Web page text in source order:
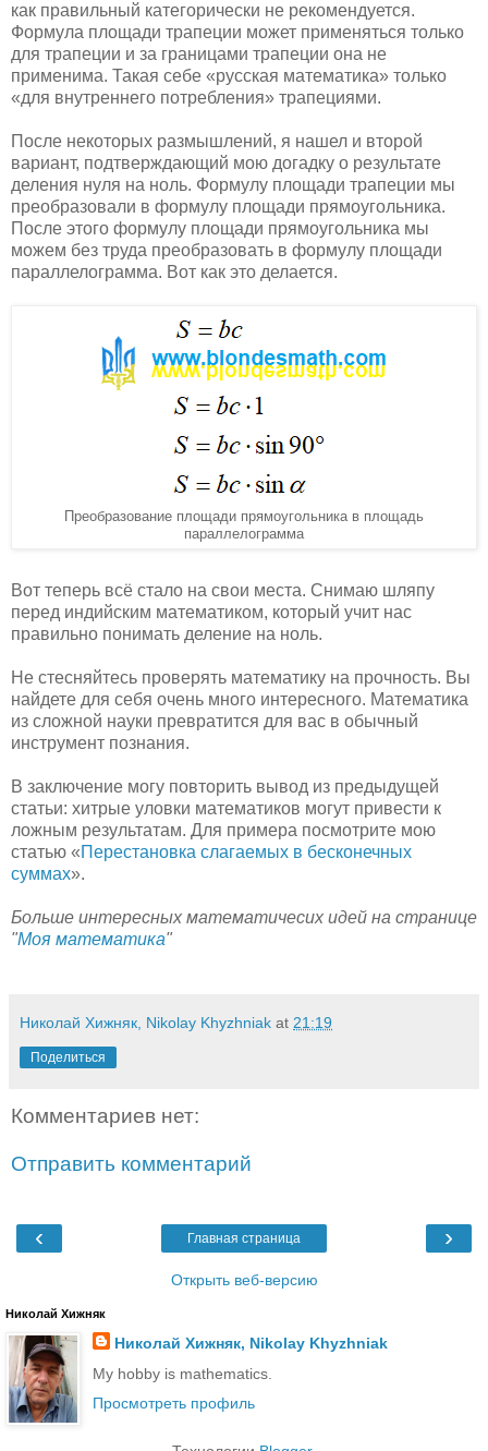
как правильный категорически не рекомендуется.
Формула площади трапеции может применяться только
для трапеции и за границами трапеции она не
применима. Такая себе «русская математика» только
«для внутреннего потребления» трапециями.
После некоторых размышлений, я нашел и второй
вариант, подтверждающий мою догадку о результате
деления нуля на ноль. Формулу площади трапеции мы
преобразовали в формулу площади прямоугольника.
После этого формулу площади прямоугольника мы
можем без труда преобразовать в формулу площади
параллелограмма. Вот как это делается.
Преобразование площади прямоугольника в площадь
параллелограмма
Вот теперь всё стало на свои места. Снимаю шляпу
перед индийским математиком, который учит нас
правильно понимать деление на ноль.
Не стесняйтесь проверять математику на прочность. Вы
найдете для себя очень много интересного. Математика
из сложной науки превратится для вас в обычный
инструмент познания.
В заключение могу повторить вывод из предыдущей
статьи: хитрые уловки математиков могут привести к
ложным результатам. Для примера посмотрите мою
статью «Перестановка слагаемых в бесконечных
суммах».
Больше интересных математичесих идей на странице
"Моя математика"
Николай Хижняк, Nikolay Khyzhniak at 21:19
Поделиться
Комментариев нет:
Отправить комментарий
‹ ›
Главная страница
Открыть веб-версию
Николай Хижняк
Николай Хижняк, Nikolay Khyzhniak
My hobby is mathematics.
Просмотреть профиль